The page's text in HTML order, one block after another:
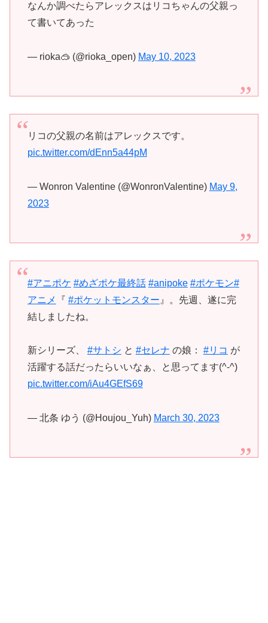
なんか調べたらアレックスはリコちゃんの父親っ
て書いてあった
— rioka🥽 (@rioka_open) May 10, 2023
リコの父親の名前はアレックスです。
pic.twitter.com/dEnn5a44pM
— Wonron Valentine (@WonronValentine) May 9,
2023
#アニポケ #めざポケ最終話 #anipoke #ポケモン#
アニメ
『 #ポケットモンスター 』。先週、遂に完
結しましたね。
新シリーズ、 #サトシ と #セレナ の娘： #リコ が
活躍する話だったらいいなぁ、と思ってます(^-^)
pic.twitter.com/iAu4GEfS69
— 北条 ゆう (@Houjou_Yuh) March 30, 2023